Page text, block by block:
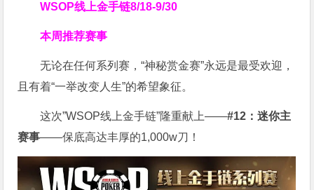
WSOP线上金手链8/18-9/30
本周推荐赛事
无论在任何系列赛，“神秘赏金赛”永远是最受欢迎，
且有着“一举改变人生”的希望象征。
这次”WSOP线上金手链”隆重献上——#12：迷你主
赛事——保底高达丰厚的1,000w刀！